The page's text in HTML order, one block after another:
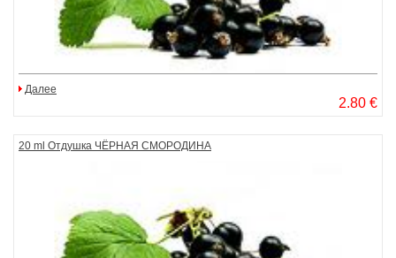
Далее
2.80 €
20 ml Отдушка ЧЁРНАЯ СМОРОДИНА